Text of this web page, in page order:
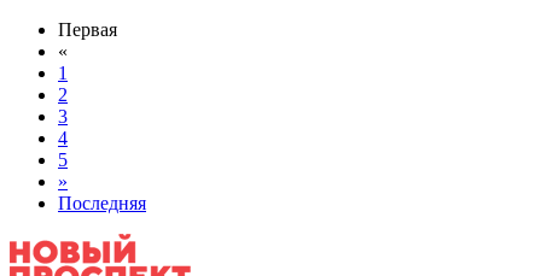
Первая
«
1
2
3
4
5
»
Последняя